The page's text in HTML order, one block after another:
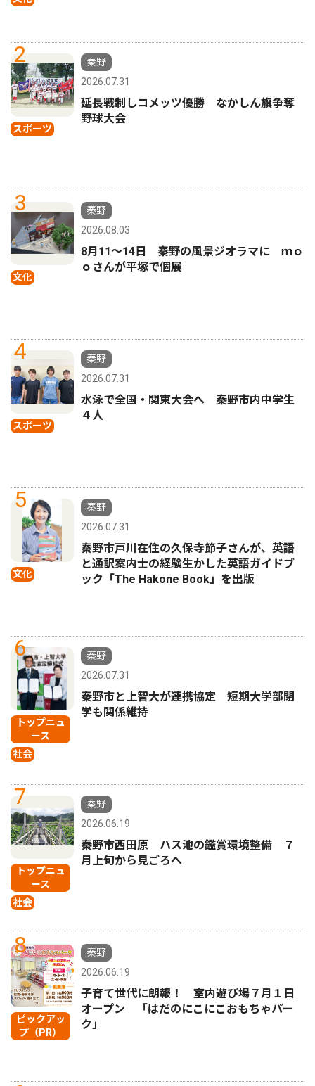
2
スポーツ
秦野
2026.07.31
延長戦制しコメッツ優勝 なかしん旗争奪
野球大会
3
文化
秦野
2026.08.03
8月11〜14日 秦野の風景ジオラマに ｍｏ
ｏさんが平塚で個展
4
スポーツ
秦野
2026.07.31
水泳で全国・関東大会へ 秦野市内中学生
４人
5
文化
秦野
2026.07.31
秦野市戸川在住の久保寺節子さんが、英語
と通訳案内士の経験生かした英語ガイドブ
ック「The Hakone Book」を出版
6
トップニュ
ース
社会
秦野
2026.07.31
秦野市と上智大が連携協定 短期大学部閉
学も関係維持
7
トップニュ
ース
社会
秦野
2026.06.19
秦野市西田原 ハス池の鑑賞環境整備 ７
月上旬から見ごろへ
8
ピックアッ
プ（PR）
秦野
2026.06.19
子育て世代に朗報！ 室内遊び場７月１日
オープン 「はだのにこにこおもちゃパー
ク」